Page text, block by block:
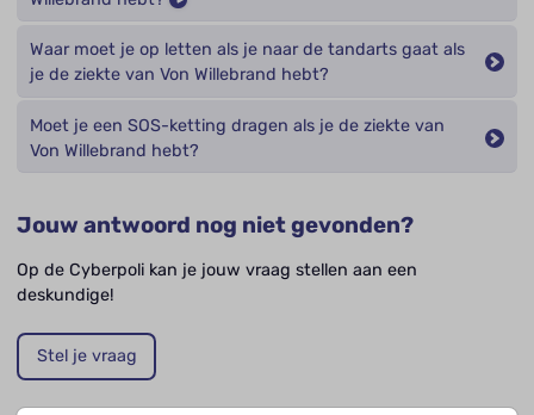
Waar moet je op letten als je naar de tandarts gaat als
je de ziekte van Von Willebrand hebt?
Moet je een SOS-ketting dragen als je de ziekte van
Von Willebrand hebt?
Jouw antwoord nog niet gevonden?
Op de Cyberpoli kan je jouw vraag stellen aan een
deskundige!
Stel je vraag